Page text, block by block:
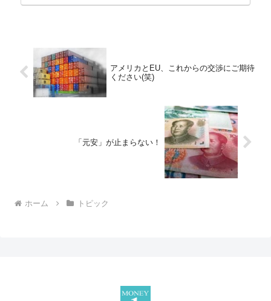
アメリカとEU、これからの交渉にご期待
ください(笑)
「元安」が止まらない！
ホーム トピック